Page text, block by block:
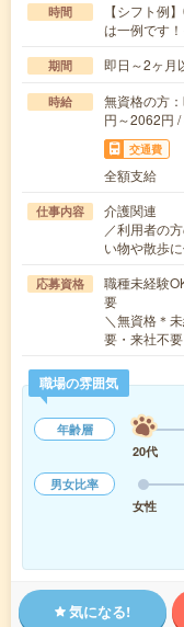
時間
【シフト例
は一例です
期間 即日～2ヶ月
時給
無資格の方
円～2062円
交通費
全額支給
仕事内容
介護関連
／利用者の
い物や散歩
応募資格
職種未経験
要
＼無資格＊
要・来社不
職場の雰囲気
年齢層
20代
男女比率
女性
気になる!